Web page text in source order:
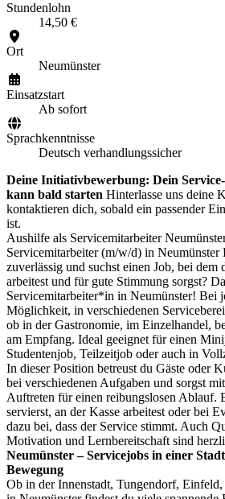
Stundenlohn
14,50 €
Ort
Neumünster
Einsatzstart
Ab sofort
Sprachkenntnisse
Deutsch verhandlungssicher
Deine Initiativbewerbung: Dein
kann bald starten Hinterlasse uns deine
kontaktieren dich, sobald ein passender
ist.
Aushilfe als Servicemitarbeiter
Servicemitarbeiter (m/w/d) in Neumünster
zuverlässig und suchst einen Job, bei dem
arbeitest und für gute Stimmung sorgst?
Servicemitarbeiter*in in Neumünster! Bei
Möglichkeit, in verschiedenen
ob in der Gastronomie, im Einzelhandel,
am Empfang. Ideal geeignet für einen
Studentenjob, Teilzeitjob oder auch in
In dieser Position betreust du Gäste oder
bei verschiedenen Aufgaben und sorgst
Auftreten für einen reibungslosen Ablauf.
servierst, an der Kasse arbeitest oder bei
dazu bei, dass der Service stimmt. Auch
Motivation und Lernbereitschaft sind
Neumünster – Servicejobs in einer
Bewegung
Ob in der Innenstadt, Tungendorf,